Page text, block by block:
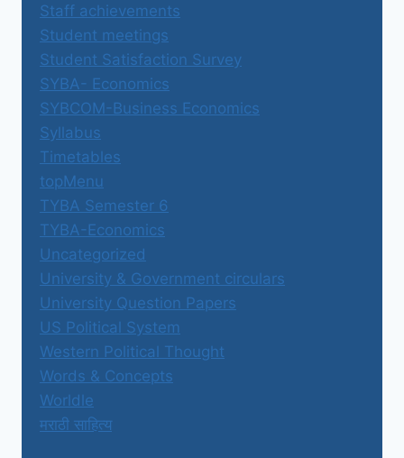
Staff achievements
Student meetings
Student Satisfaction Survey
SYBA- Economics
SYBCOM-Business Economics
Syllabus
Timetables
topMenu
TYBA Semester 6
TYBA-Economics
Uncategorized
University & Government circulars
University Question Papers
US Political System
Western Political Thought
Words & Concepts
Worldle
मराठी साहित्य